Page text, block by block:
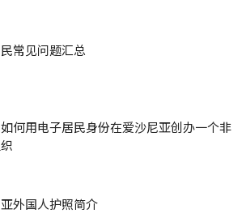
常见问题汇总
何用电子居民身份在爱沙尼亚创办一个非
外国人护照简介